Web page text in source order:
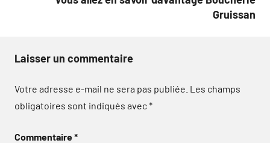
Gruissan
Laisser un commentaire
Votre adresse e-mail ne sera pas publiée. Les champs
obligatoires sont indiqués avec*
Commentaire*